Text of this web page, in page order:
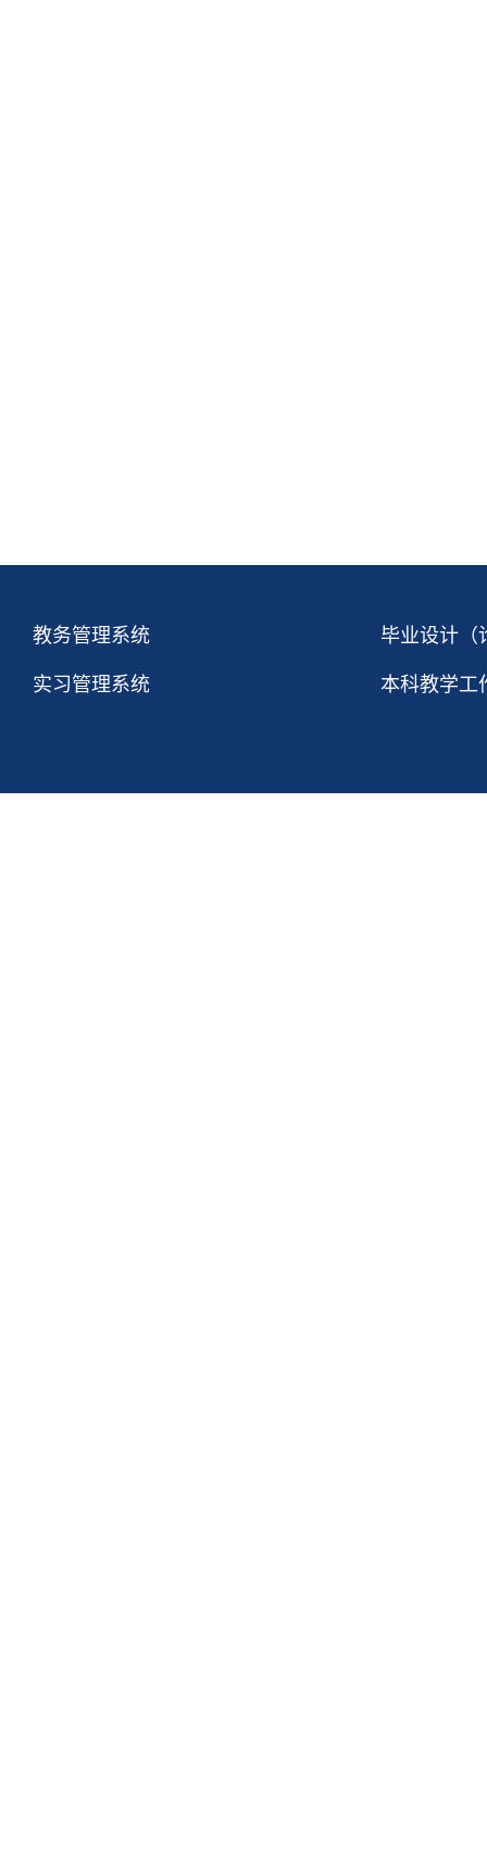
教务管理系统 毕业设计（
实习管理系统 本科教学工